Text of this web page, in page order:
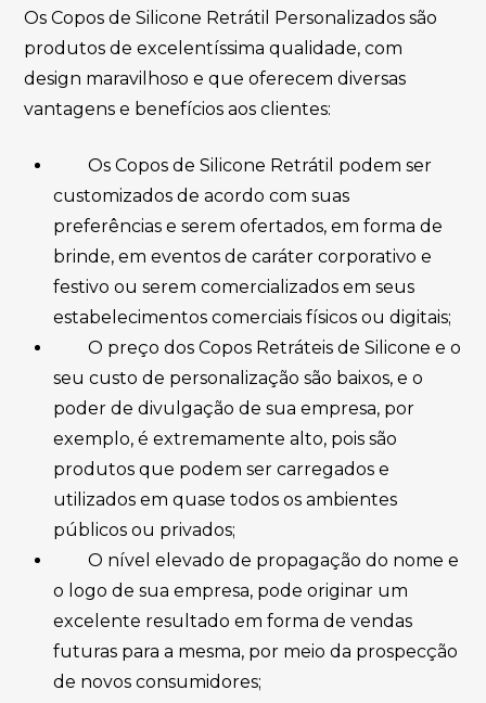
Os Copos de Silicone Retrátil Personalizados são
produtos de excelentíssima qualidade, com
design maravilhoso e que oferecem diversas
vantagens e benefícios aos clientes:
Os Copos de Silicone Retrátil podem ser
customizados de acordo com suas
preferências e serem ofertados, em forma de
brinde, em eventos de caráter corporativo e
festivo ou serem comercializados em seus
estabelecimentos comerciais físicos ou digitais;
O preço dos Copos Retráteis de Silicone e o
seu custo de personalização são baixos, e o
poder de divulgação de sua empresa, por
exemplo, é extremamente alto, pois são
produtos que podem ser carregados e
utilizados em quase todos os ambientes
públicos ou privados;
O nível elevado de propagação do nome e
o logo de sua empresa, pode originar um
excelente resultado em forma de vendas
futuras para a mesma, por meio da prospecção
de novos consumidores;